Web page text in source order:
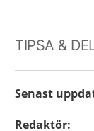
TIPSA &
Senast
Redaktör: